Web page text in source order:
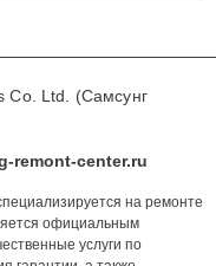
Co. Ltd. (Самсунг
remont-center.ru
на ремонте
официальным
услуги по